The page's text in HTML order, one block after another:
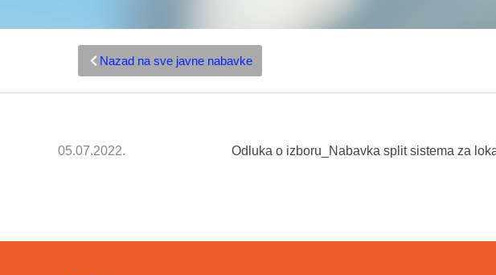
Nazad na sve javne nabavke
05.07.2022. Odluka o izboru_Nabavka split sistema za